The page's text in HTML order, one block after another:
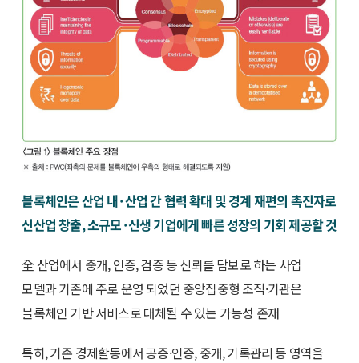
블록체인은 산업 내·산업 간 협력 확대 및 경계 재편의 촉진자로
신산업 창출, 소규모·신생 기업에게 빠른 성장의 기회 제공할 것
全 산업에서 중개, 인증, 검증 등 신뢰를 담보로 하는 사업
모델과 기존에 주로 운영 되었던 중앙집중형 조직·기관은
블록체인 기반 서비스로 대체될 수 있는 가능성 존재
특히, 기존 경제활동에서 공증·인증, 중개, 기록관리 등 영역을